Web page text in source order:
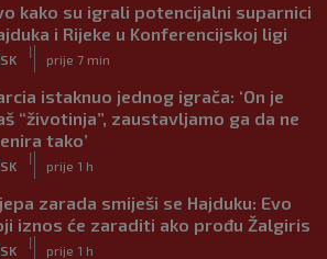
kako su igrali potencijalni suparnici
i Rijeke u Konferencijskoj ligi
SK
|
prije 7 min
istaknuo jednog igrača: ‘On je
“životinja”, zaustavljamo ga da ne
tako’
SK
|
prije 1 h
zarada smiješi se Hajduku: Evo
iznos će zaraditi ako prođu Žalgiris
SK
|
prije 1 h